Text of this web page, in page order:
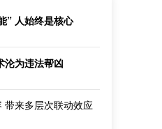
” 人始终是核心
沦为违法帮凶
带来多层次联动效应